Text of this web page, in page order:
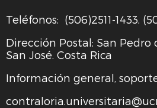
Teléfonos: (506)2511-1433,
Dirección Postal: San Pedro
San José. Costa Rica
Información general,